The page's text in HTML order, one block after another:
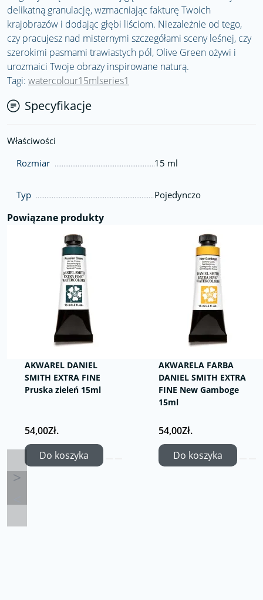
delikatną granulację, wzmacniając fakturę Twoich
krajobrazów i dodając głębi liściom. Niezależnie od tego,
czy pracujesz nad misternymi szczegółami sceny leśnej, czy
szerokimi pasmami trawiastych pól, Olive Green ożywi i
urozmaici Twoje obrazy inspirowane naturą.
Tagi: watercolour15mlseries1
Specyfikacje
Właściwości
Rozmiar
15 ml
Typ Pojedynczo
Powiązane produkty
AKWAREL DANIEL
SMITH EXTRA FINE
Pruska zieleń 15ml
54,00Zł.
Do koszyka
AKWARELA FARBA
DANIEL SMITH EXTRA
FINE New Gamboge
15ml
54,00Zł.
Do koszyka